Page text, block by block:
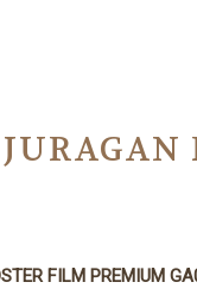
JURAGAN
FILM PREMIUM